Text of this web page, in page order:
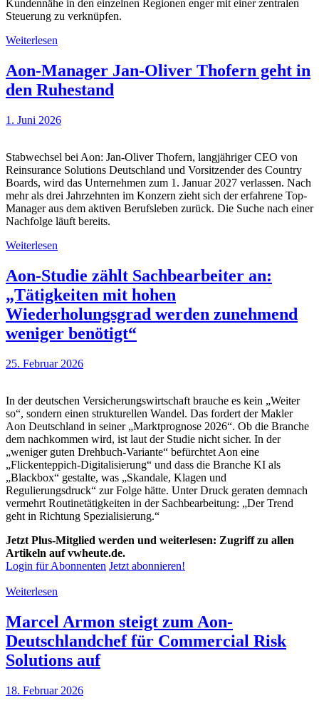
Kundennähe in den einzelnen Regionen enger mit einer zentralen
Steuerung zu verknüpfen.
Weiterlesen
Aon-Manager Jan-Oliver Thofern geht in
den Ruhestand
1. Juni 2026
Stabwechsel bei Aon: Jan-Oliver Thofern, langjähriger CEO von
Reinsurance Solutions Deutschland und Vorsitzender des Country
Boards, wird das Unternehmen zum 1. Januar 2027 verlassen. Nach
mehr als drei Jahrzehnten im Konzern zieht sich der erfahrene Top-
Manager aus dem aktiven Berufsleben zurück. Die Suche nach einer
Nachfolge läuft bereits.
Weiterlesen
Aon-Studie zählt Sachbearbeiter an:
„Tätigkeiten mit hohen
Wiederholungsgrad werden zunehmend
weniger benötigt“
25. Februar 2026
In der deutschen Versicherungswirtschaft brauche es kein „Weiter
so“, sondern einen strukturellen Wandel. Das fordert der Makler
Aon Deutschland in seiner „Marktprognose 2026“. Ob die Branche
dem nachkommen wird, ist laut der Studie nicht sicher. In der
„weniger guten Drehbuch-Variante“ befürchtet Aon eine
„Flickenteppich-Digitalisierung“ und dass die Branche KI als
„Blackbox“ gestalte, was „Skandale, Klagen und
Regulierungsdruck“ zur Folge hätte. Unter Druck geraten demnach
vermehrt Routinetätigkeiten in der Sachbearbeitung: „Der Trend
geht in Richtung Spezialisierung.“
Jetzt Plus-Mitglied werden und weiterlesen: Zugriff zu allen
Artikeln auf vwheute.de.
Login für Abonnenten Jetzt abonnieren!
Weiterlesen
Marcel Armon steigt zum Aon-
Deutschlandchef für Commercial Risk
Solutions auf
18. Februar 2026